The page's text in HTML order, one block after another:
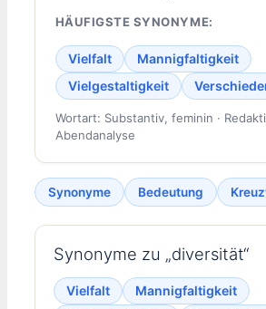
HÄUFIGSTE SYNONYME:
Vielfalt
Mannigfaltigkeit
Vielgestaltigkeit
Wortart: Substantiv, feminin ·
Abendanalyse
Synonyme Bedeutung
Synonyme zu „diversität“
Vielfalt
Mannigfaltigkeit